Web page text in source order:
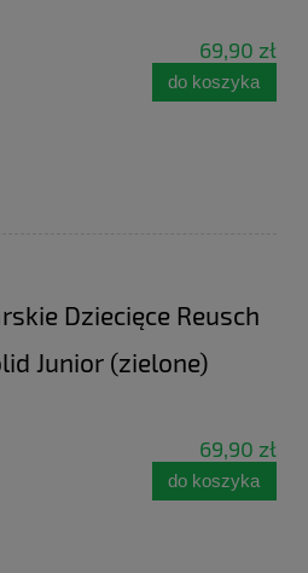
69,90 zł
do koszyka
Dziecięce Reusch
Junior (zielone)
69,90 zł
do koszyka